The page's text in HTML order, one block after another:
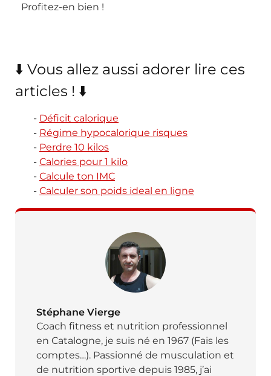
Profitez-en bien !
⬇️ Vous allez aussi adorer lire ces
articles ! ⬇️
Déficit calorique
Régime hypocalorique risques
Perdre 10 kilos
Calories pour 1 kilo
Calcule ton IMC
Calculer son poids ideal en ligne
Stéphane Vierge
Coach fitness et nutrition professionnel
en Catalogne, je suis né en 1967 (Fais les
comptes…). Passionné de musculation et
de nutrition sportive depuis 1985, j’ai